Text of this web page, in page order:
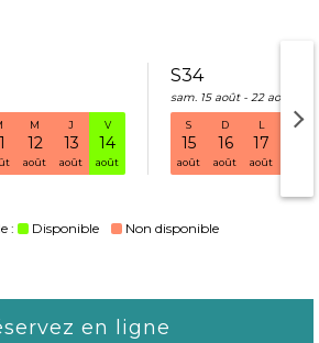
M
12
août
J
13
août
V
14
août
S34
sam. 15 août - 22 août
S
15
août
D
16
août
L
17
août
M
S33 sam. 08 août - 15 août
: Disponible Non disponible
en ligne